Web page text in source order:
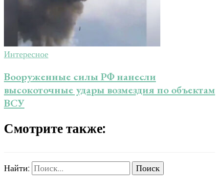
Интересное
Вооруженные силы РФ нанесли
высокоточные удары возмездия по объектам
ВСУ
Смотрите также:
Найти: